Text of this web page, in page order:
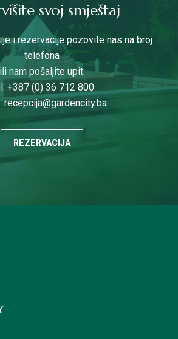
svoj smještaj
i rezervacije pozovite nas na broj
telefona
ili nam pošaljite upit.
+387 (0) 36 712 800
recepcija@gardencity.ba
REZERVACIJA